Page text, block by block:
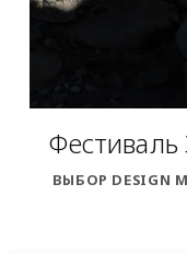
ВЫБОР DESIGN